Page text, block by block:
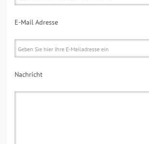
E-Mail Adresse
Nachricht